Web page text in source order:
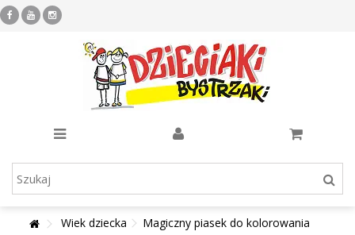
Wiek dziecka
Magiczny piasek do kolorowania